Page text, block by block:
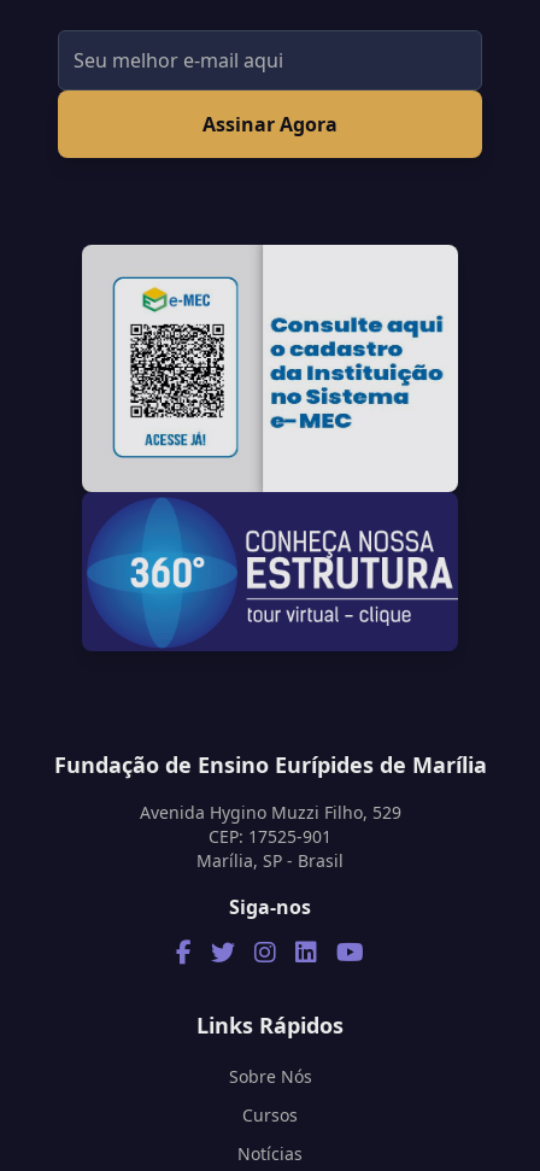
Assinar Agora
Fundação de Ensino Eurípides de Marília
Avenida Hygino Muzzi Filho, 529
CEP: 17525-901
Marília, SP - Brasil
Siga-nos
Links Rápidos
Sobre Nós
Cursos
Notícias